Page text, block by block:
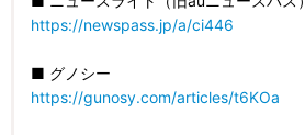
https://newspass.jp/a/ci446
■ グノシー
https://gunosy.com/articles/t6KOa